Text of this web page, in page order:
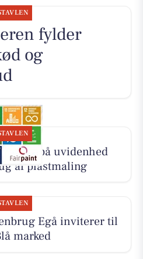
fylder
og
fokus på uvidenhed
af plastmaling
Egå inviterer til
marked